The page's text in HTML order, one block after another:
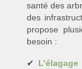
santé des
des
propose
besoin :
✔